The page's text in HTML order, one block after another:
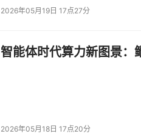
2026年05月19日 17点27分
智能体时代算力新图景：
2026年05月18日 17点20分